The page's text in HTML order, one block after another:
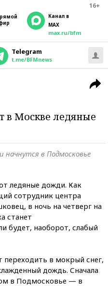
16+
Канал в
MAX
max.ru/bfm
Telegram
t.me/BFMnews
в Москве ледяные
начнутся в Подмосковье
ледяные дожди. Как
сотрудник центра
в ночь на четверг на
станет
будет, наоборот, слабый
переходить в мокрый снег,
дождь. Сначала
в Подмосковье — в